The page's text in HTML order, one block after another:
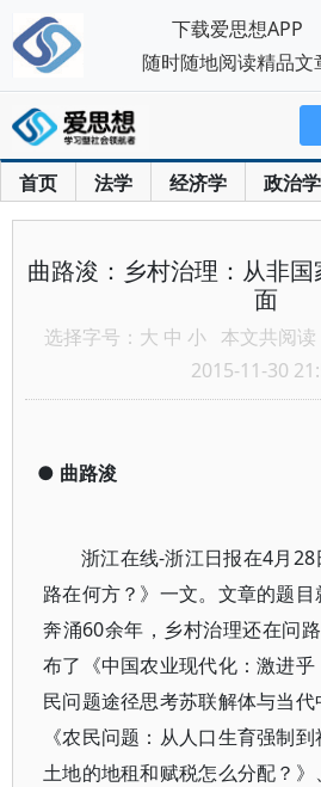
首页 法学 经济学 政治学
曲路浚：乡村治理：从非
面
选择字号： 大 中 小 本文共阅读
2015-11-30
● 曲路浚
浙江在线-浙江日报在4月28
路在何方？》一文。文章的题
奔涌60余年，乡村治理还在问
布了《中国农业现代化：激进
民问题途径思考苏联解体与当代
《农民问题：从人口生育强制
土地的地租和赋税怎么分配？
下载爱思想APP
随时随地阅读精品文